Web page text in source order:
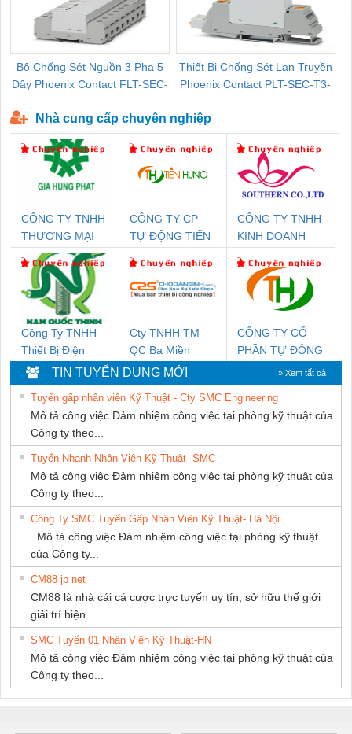
Bộ Chống Sét Nguồn 3 Pha 5
Dây Phoenix Contact FLT-SEC-
Thiết Bị Chống Sét Lan Truyền
Phoenix Contact PLT-SEC-T3-
Nhà cung cấp chuyên nghiệp
CÔNG TY TNHH
THƯƠNG MẠI
DỊCH VỤ KỸ
THUẬT ĐIỆN CƠ
GIA HƯNG PHÁT
CÔNG TY CP
TỰ ĐỘNG TIẾN
CÔNG TY TNHH
KINH DOANH
PHƯƠNG NAM
Công Ty TNHH
Thiết Bị Điện
Nam Quốc Thịnh
Cty TNHH TM
QC Ba Miền
CÔNG TY CỔ
PHẦN TỰ ĐỘNG
TIẾN HƯNG
TIN TUYỂN DỤNG MỚI » Xem tất cả
Tuyển gấp nhân viên Kỹ Thuật - Cty SMC Engineering
Mô tả công việc Đảm nhiệm công việc tại phòng kỹ thuật của
Công ty theo...
Tuyển Nhanh Nhân Viên Kỹ Thuật- SMC
Mô tả công việc Đảm nhiệm công việc tại phòng kỹ thuật của
Công ty theo...
Công Ty SMC Tuyển Gấp Nhân Viên Kỹ Thuật- Hà Nội
Mô tả công việc Đảm nhiệm công việc tại phòng kỹ thuật
của Công ty...
CM88 jp net
CM88 là nhà cái cá cược trực tuyến uy tín, sở hữu thế giới
giải trí hiện...
SMC Tuyển 01 Nhân Viên Kỹ Thuật-HN
Mô tả công việc Đảm nhiệm công việc tại phòng kỹ thuật của
Công ty theo...